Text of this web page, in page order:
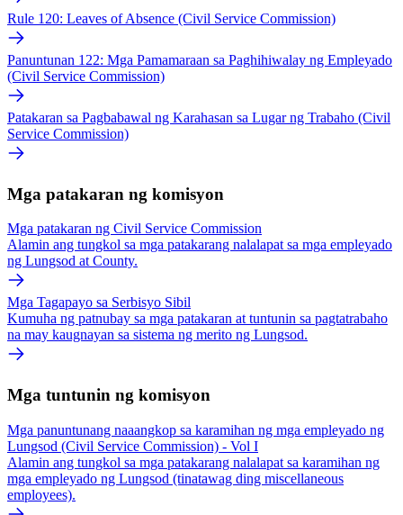
Rule 120: Leaves of Absence (Civil Service Commission)
Panuntunan 122: Mga Pamamaraan sa Paghihiwalay ng Empleyado
(Civil Service Commission)
Patakaran sa Pagbabawal ng Karahasan sa Lugar ng Trabaho (Civil
Service Commission)
Mga patakaran ng komisyon
Mga patakaran ng Civil Service Commission
Alamin ang tungkol sa mga patakarang nalalapat sa mga empleyado
ng Lungsod at County.
Mga Tagapayo sa Serbisyo Sibil
Kumuha ng patnubay sa mga patakaran at tuntunin sa pagtatrabaho
na may kaugnayan sa sistema ng merito ng Lungsod.
Mga tuntunin ng komisyon
Mga panuntunang naaangkop sa karamihan ng mga empleyado ng
Lungsod (Civil Service Commission) - Vol I
Alamin ang tungkol sa mga patakarang nalalapat sa karamihan ng
mga empleyado ng Lungsod (tinatawag ding miscellaneous
employees).